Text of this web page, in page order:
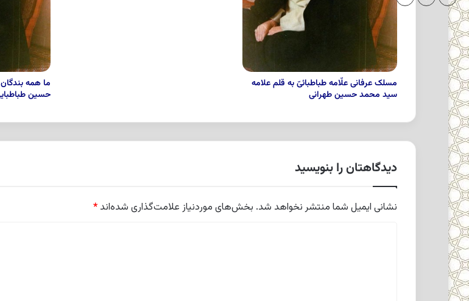
مسلک عرفانى علّامه طباطبائىّ به قلم علامه
سید محمد حسین طهرانی
ما همه
حسین
دیدگاهتان را بنویسید
نشانی ایمیل شما منتشر نخواهد شد. بخش‌های موردنیاز علامت‌گذاری شده‌اند *